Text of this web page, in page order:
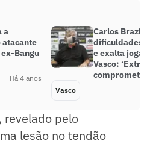
a
atacante
Bangu
Há 4 anos
Carlos Brazil
dificuldades
e exalta
Vasco:
Vasco
revelado pelo
lesão no tendão